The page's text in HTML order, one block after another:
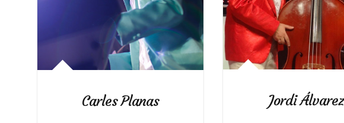
Carles Planas Jordi Álvarez